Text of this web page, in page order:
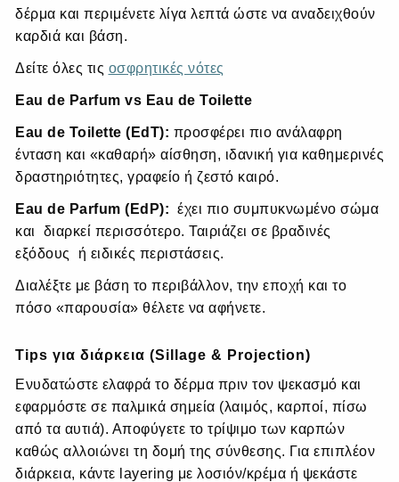
δέρμα και περιμένετε λίγα λεπτά ώστε να αναδειχθούν
καρδιά και βάση.
Δείτε όλες τις οσφρητικές νότες
Eau de Parfum vs Eau de Toilette
Eau de Toilette (EdT): προσφέρει πιο ανάλαφρη
ένταση και «καθαρή» αίσθηση, ιδανική για καθημερινές
δραστηριότητες, γραφείο ή ζεστό καιρό.
Eau de Parfum (EdP): έχει πιο συμπυκνωμένο σώμα
και διαρκεί περισσότερο. Ταιριάζει σε βραδινές
εξόδους ή ειδικές περιστάσεις.
Διαλέξτε με βάση το περιβάλλον, την εποχή και το
πόσο «παρουσία» θέλετε να αφήνετε.
Tips για διάρκεια (Sillage & Projection)
Ενυδατώστε ελαφρά το δέρμα πριν τον ψεκασμό και
εφαρμόστε σε παλμικά σημεία (λαιμός, καρποί, πίσω
από τα αυτιά). Αποφύγετε το τρίψιμο των καρπών
καθώς αλλοιώνει τη δομή της σύνθεσης. Για επιπλέον
διάρκεια, κάντε layering με λοσιόν/κρέμα ή ψεκάστε